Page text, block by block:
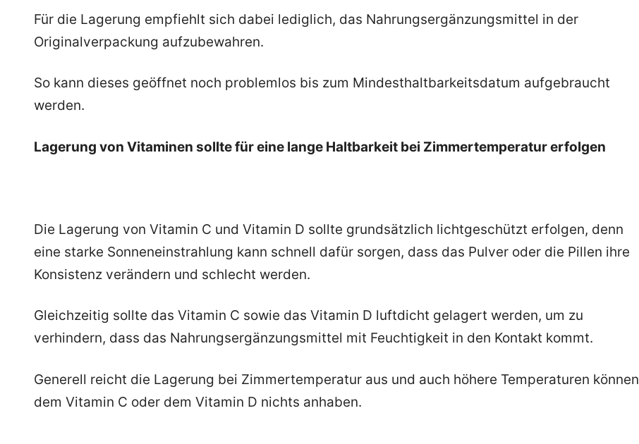
Für die Lagerung empfiehlt sich dabei lediglich, das Nahrungsergänzungsmittel in der
Originalverpackung aufzubewahren.
So kann dieses geöffnet noch problemlos bis zum Mindesthaltbarkeitsdatum aufgebraucht
werden.
Lagerung von Vitaminen sollte für eine lange Haltbarkeit bei Zimmertemperatur erfolgen
Die Lagerung von Vitamin C und Vitamin D sollte grundsätzlich lichtgeschützt erfolgen, denn
eine starke Sonneneinstrahlung kann schnell dafür sorgen, dass das Pulver oder die Pillen ihre
Konsistenz verändern und schlecht werden.
Gleichzeitig sollte das Vitamin C sowie das Vitamin D luftdicht gelagert werden, um zu
verhindern, dass das Nahrungsergänzungsmittel mit Feuchtigkeit in den Kontakt kommt.
Generell reicht die Lagerung bei Zimmertemperatur aus und auch höhere Temperaturen können
dem Vitamin C oder dem Vitamin D nichts anhaben.